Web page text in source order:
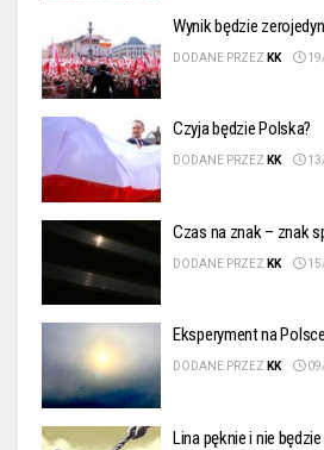
Wynik będzie
DODANE PRZEZ KK
Czyja będzie Polska?
DODANE PRZEZ KK
Czas na znak – znak
DODANE PRZEZ KK
Eksperyment na
DODANE PRZEZ KK
Lina pęknie i nie